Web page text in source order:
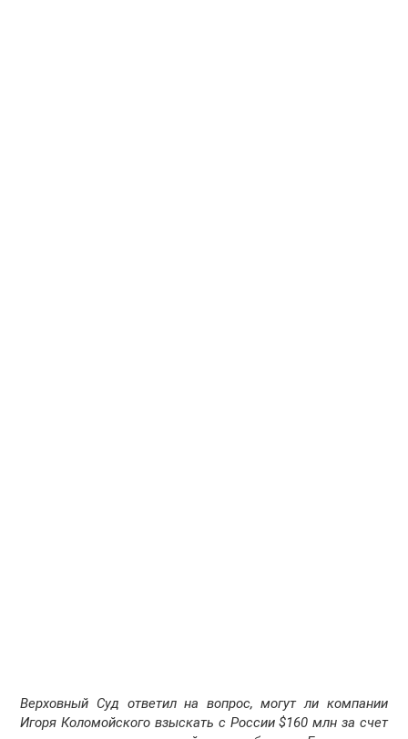
Верховный Суд ответил на вопрос, могут ли компании
Игоря Коломойского взыскать с России $160 млн за счет